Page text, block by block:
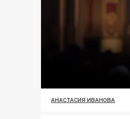
АНАСТАСИЯ ИВАНОВА